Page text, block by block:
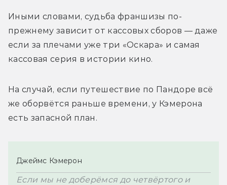
Иными словами, судьба франшизы по-
прежнему зависит от кассовых сборов — даже
если за плечами уже три «Оскара» и самая
кассовая серия в истории кино.
На случай, если путешествие по Пандоре всё
же оборвётся раньше времени, у Кэмерона
есть запасной план.
Джеймс Кэмерон
Если мы не доберёмся до четвёртого и